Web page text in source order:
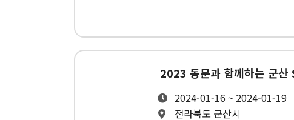
2023 동문과 함께하는 군산
2024-01-16 ~ 2024-01-19
전라북도 군산시